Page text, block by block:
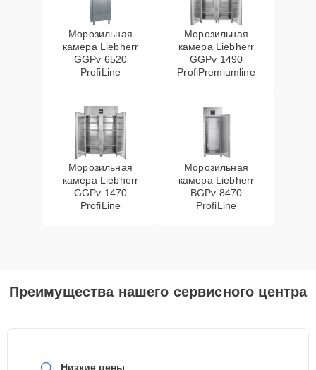
Морозильная
камера Liebherr
GGPv 6520
ProfiLine
Морозильная
камера Liebherr
GGPv 1490
ProfiPremiumline
Морозильная
камера Liebherr
GGPv 1470
ProfiLine
Морозильная
камера Liebherr
BGPv 8470
ProfiLine
Преимущества нашего сервисного центра
Низкие цены